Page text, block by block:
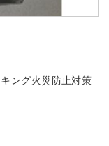
ング火災防止対策